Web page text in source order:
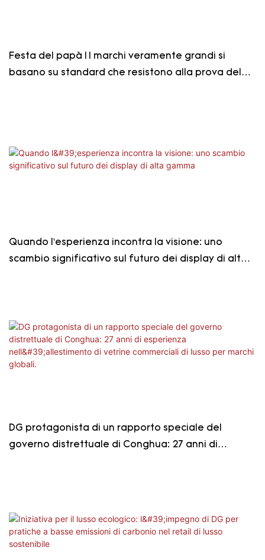
Festa del papà | I marchi veramente grandi si
basano su standard che resistono alla prova del
Quando l'esperienza incontra la visione: uno
scambio significativo sul futuro dei display di alta
DG protagonista di un rapporto speciale del
governo distrettuale di Conghua: 27 anni di